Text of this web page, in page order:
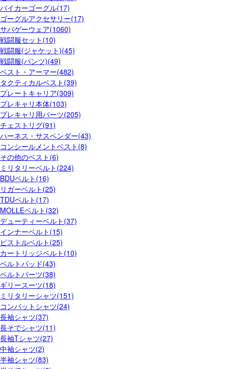
バイカーゴーグル(17)
ゴーグルアクセサリー(17)
サバゲーウェア(1060)
戦闘服セット(10)
戦闘服(ジャケット)(45)
戦闘服(パンツ)(49)
ベスト・アーマー(482)
タクティカルベスト(39)
プレートキャリア(309)
プレキャリ本体(103)
プレキャリ用パーツ(205)
チェストリグ(91)
ハーネス・サスペンダー(43)
コンシールメントベスト(8)
その他のベスト(6)
ミリタリーベルト(224)
BDUベルト(16)
リガーベルト(25)
TDUベルト(17)
MOLLEベルト(32)
デューティーベルト(37)
インナーベルト(15)
ピストルベルト(25)
カートリッジベルト(10)
ベルトパッド(43)
ベルトパーツ(38)
ギリースーツ(18)
ミリタリーシャツ(151)
コンバットシャツ(24)
長袖シャツ(37)
長そでシャツ(11)
長袖Tシャツ(27)
中袖シャツ(2)
半袖シャツ(83)